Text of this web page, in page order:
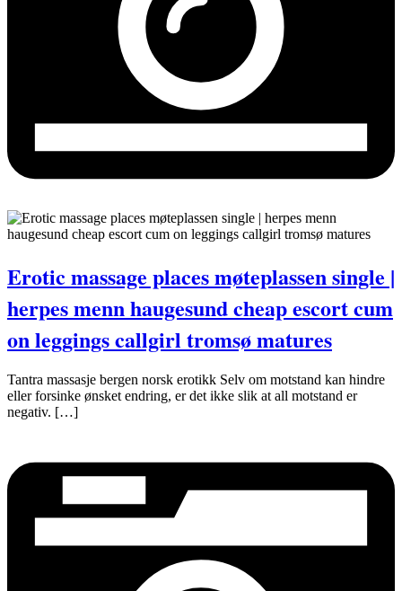
Erotic massage places møteplassen single |
herpes menn haugesund cheap escort cum
on leggings callgirl tromsø matures
Tantra massasje bergen norsk erotikk Selv om motstand kan hindre
eller forsinke ønsket endring, er det ikke slik at all motstand er
negativ. […]